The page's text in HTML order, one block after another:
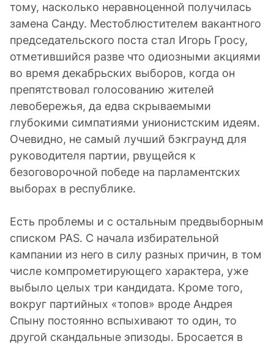
тому, насколько неравноценной получилась
замена Санду. Местоблюстителем вакантного
председательского поста стал Игорь Гросу,
отметившийся разве что одиозными акциями
во время декабрьских выборов, когда он
препятствовал голосованию жителей
левобережья, да едва скрываемыми
глубокими симпатиями унионистским идеям.
Очевидно, не самый лучший бэкграунд для
руководителя партии, рвущейся к
безоговорочной победе на парламентских
выборах в республике.
Есть проблемы и с остальным предвыборным
списком PAS. С начала избирательной
кампании из него в силу разных причин, в том
числе компрометирующего характера, уже
выбыло целых три кандидата. Кроме того,
вокруг партийных «топов» вроде Андрея
Спыну постоянно вспыхивают то один, то
другой скандальные эпизоды. Бросается в